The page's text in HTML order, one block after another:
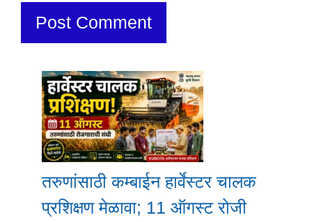
तरुणांसाठी कम्बाईन हार्वेस्टर चालक
प्रशिक्षण मेळावा; 11 ऑगस्ट रोजी